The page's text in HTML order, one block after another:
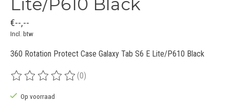
Lite/P610 Black
€--,--
Incl. btw
360 Rotation Protect Case Galaxy Tab S6 E Lite/P610 Black
De beoordeling van dit product is
(0)
Op voorraad